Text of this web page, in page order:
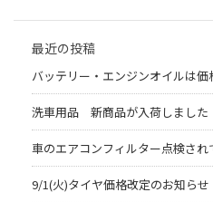
最近の投稿
バッテリー・エンジンオイルは価
洗車用品 新商品が入荷しました
車のエアコンフィルター点検され
9/1(火)タイヤ価格改定のお知らせ